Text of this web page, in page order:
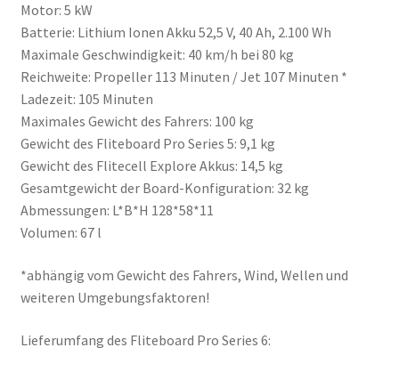
Motor: 5 kW
Batterie: Lithium Ionen Akku 52,5 V, 40 Ah, 2.100 Wh
Maximale Geschwindigkeit: 40 km/h bei 80 kg
Reichweite: Propeller 113 Minuten / Jet 107 Minuten *
Ladezeit: 105 Minuten
Maximales Gewicht des Fahrers: 100 kg
Gewicht des Fliteboard Pro Series 5: 9,1 kg
Gewicht des Flitecell Explore Akkus: 14,5 kg
Gesamtgewicht der Board-Konfiguration: 32 kg
Abmessungen: L*B*H 128*58*11
Volumen: 67 l
*abhängig vom Gewicht des Fahrers, Wind, Wellen und
weiteren Umgebungsfaktoren!
Lieferumfang des Fliteboard Pro Series 6: